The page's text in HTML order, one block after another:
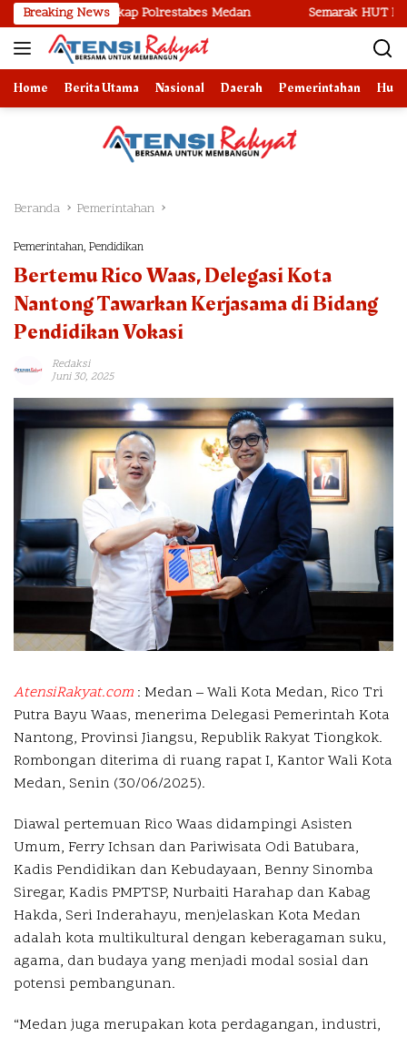
Langsung
ke
konten
Breaking NewsPolrestabes Medan Semarak HUT ke-81 RI,
Home Berita Utama Nasional Daerah Pemerintahan
Beranda Pemerintahan
Pemerintahan, Pendidikan
Bertemu Rico Waas, Delegasi Kota
Nantong Tawarkan Kerjasama di Bidang
Pendidikan Vokasi
Redaksi
Juni 30, 2025
AtensiRakyat.com : Medan – Wali Kota Medan, Rico Tri
Putra Bayu Waas, menerima Delegasi Pemerintah Kota
Nantong, Provinsi Jiangsu, Republik Rakyat Tiongkok.
Rombongan diterima di ruang rapat I, Kantor Wali Kota
Medan, Senin (30/06/2025).
Diawal pertemuan Rico Waas didampingi Asisten
Umum, Ferry Ichsan dan Pariwisata Odi Batubara,
Kadis Pendidikan dan Kebudayaan, Benny Sinomba
Siregar, Kadis PMPTSP, Nurbaiti Harahap dan Kabag
Hakda, Seri Inderahayu, menjelaskan Kota Medan
adalah kota multikultural dengan keberagaman suku,
agama, dan budaya yang menjadi modal sosial dan
potensi pembangunan.
“Medan juga merupakan kota perdagangan, industri,